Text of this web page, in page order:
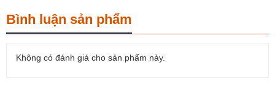
Bình luận sản phẩm
Không có đánh giá cho sản phẩm này.